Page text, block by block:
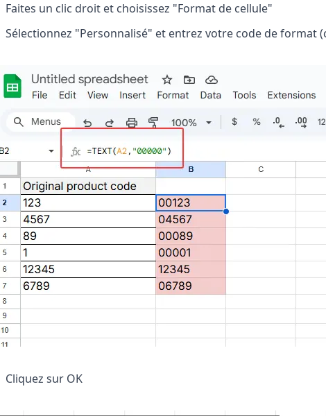
Faites un clic droit et choisissez "Format de cellule"
Sélectionnez "Personnalisé" et entrez votre code de format
Cliquez sur OK
réponses de vos tableaux en
minutes
et décrivez simplement ce dont vous avez besoin.
puis crée des graphiques et rapports clairs — sans
manuelles répétitives.
✨ Analyser mon tableau gratuitement